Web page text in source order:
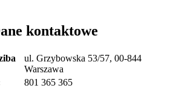
kontaktowe
ul. Grzybowska 53/57, 00-844
Warszawa
801 365 365